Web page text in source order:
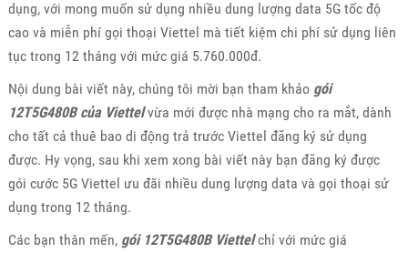
dụng, với mong muốn sử dụng nhiều dung lượng data 5G tốc độ
cao và miễn phí gọi thoại Viettel mà tiết kiệm chi phí sử dụng liên
tục trong 12 tháng với mức giá 5.760.000đ.
Nội dung bài viết này, chúng tôi mời bạn tham khảo gói
12T5G480B của Viettelvừa mới được nhà mạng cho ra mắt, dành
cho tất cả thuê bao di động trả trước Viettel đăng ký sử dụng
được. Hy vọng, sau khi xem xong bài viết này bạn đăng ký được
gói cước 5G Viettel ưu đãi nhiều dung lượng data và gọi thoại sử
dụng trong 12 tháng.
Các bạn thân mến, gói 12T5G480B Viettelchỉ với mức giá